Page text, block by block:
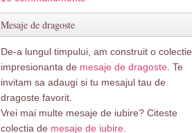
Mesaje de dragoste
De-a lungul timpului, am construit o colectie
impresionanta de mesaje de dragoste . Te
invitam sa adaugi si tu mesajul tau de
dragoste favorit.
Vrei mai multe mesaje de iubire? Citeste
colectia de mesaje de iubire.